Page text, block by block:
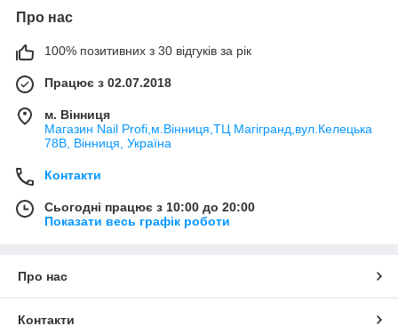
Про нас
100% позитивних з 30 відгуків за рік
Працює з 02.07.2018
м. Вінниця
Магазин Nail Profi,м.Вінниця,ТЦ Магігранд,вул.Келецька
78В, Вінниця, Україна
Контакти
Сьогодні працює з 10:00 до 20:00
Показати весь графік роботи
Про нас
Контакти